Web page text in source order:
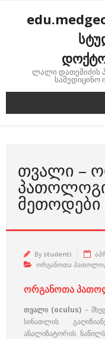
ლალი დათეშიძის
სამედიცინო
ᲗᲕᲐᲚᲘ –
ᲛᲔᲗᲝᲓᲔᲑᲘ
By studenti
ორგანოთა
ორგანოთა
თვალი (oculus) –
სინათლის
ანალიზატორის